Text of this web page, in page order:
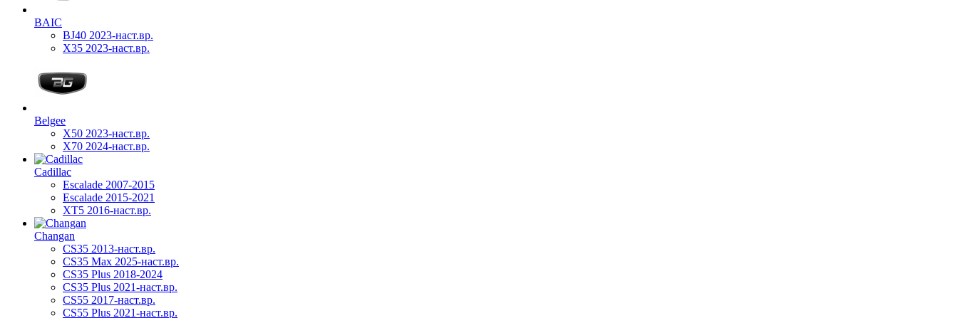
BAIC
BJ40 2023-наст.вр.
X35 2023-наст.вр.
Belgee
X50 2023-наст.вр.
X70 2024-наст.вр.
Cadillac
Escalade 2007-2015
Escalade 2015-2021
XT5 2016-наст.вр.
Changan
CS35 2013-наст.вр.
CS35 Max 2025-наст.вр.
CS35 Plus 2018-2024
CS35 Plus 2021-наст.вр.
CS55 2017-наст.вр.
CS55 Plus 2021-наст.вр.